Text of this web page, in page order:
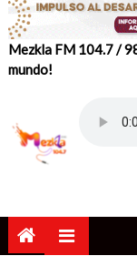
Mezkla FM 104.7 /
mundo!